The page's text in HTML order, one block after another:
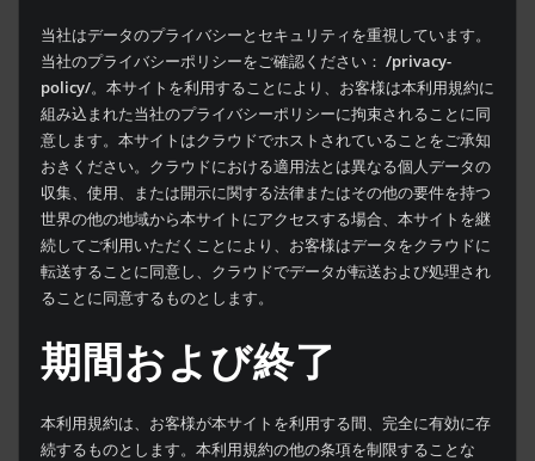
当社はデータのプライバシーとセキュリティを重視しています。
当社のプライバシーポリシーをご確認ください： /privacy-
policy/。本サイトを利用することにより、お客様は本利用規約に
組み込まれた当社のプライバシーポリシーに拘束されることに同
意します。本サイトはクラウドでホストされていることをご承知
おきください。クラウドにおける適用法とは異なる個人データの
収集、使用、または開示に関する法律またはその他の要件を持つ
世界の他の地域から本サイトにアクセスする場合、本サイトを継
続してご利用いただくことにより、お客様はデータをクラウドに
転送することに同意し、クラウドでデータが転送および処理され
ることに同意するものとします。
期間および終了
本利用規約は、お客様が本サイトを利用する間、完全に有効に存
続するものとします。本利用規約の他の条項を制限することな